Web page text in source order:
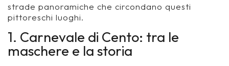
strade panoramiche che circondano questi
pittoreschi luoghi.
1. Carnevale di Cento: tra le
maschere e la storia